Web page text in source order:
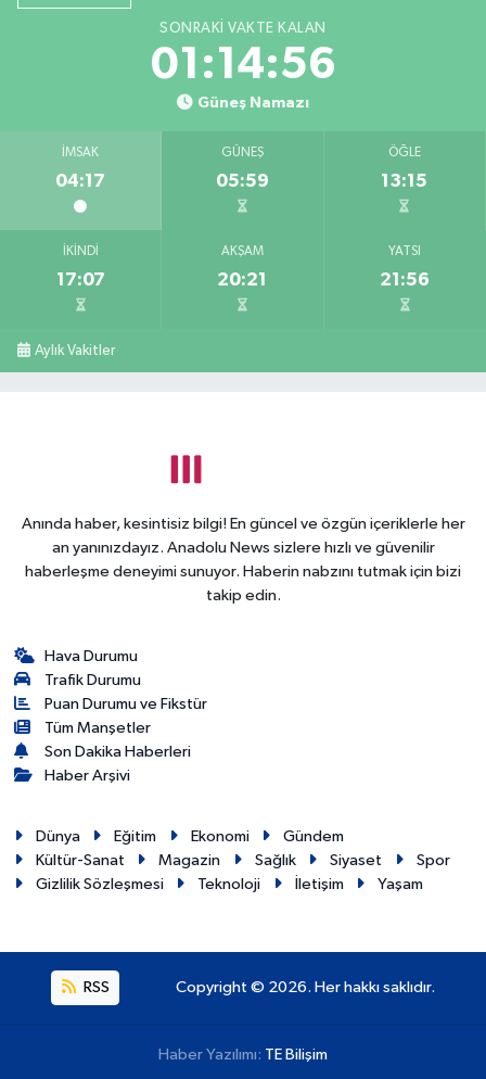
SONRAKI VAKTE KALAN
01:14:55
Güneş Namazı
İMSAK
04:17
GÜNEŞ
05:59
ÖĞLE
13:15
İKINDI
17:07
AKŞAM
20:21
YATSI
21:56
Aylık Vakitler
Anında haber, kesintisiz bilgi! En güncel ve özgün içeriklerle her
an yanınızdayız. Anadolu News sizlere hızlı ve güvenilir
haberleşme deneyimi sunuyor. Haberin nabzını tutmak için bizi
takip edin.
Hava Durumu
Trafik Durumu
Puan Durumu ve Fikstür
Tüm Manşetler
Son Dakika Haberleri
Haber Arşivi
Dünya Eğitim Ekonomi
Gündem
Kültür-Sanat
Magazin Sağlık Siyaset
Spor
Gizlilik Sözleşmesi
Teknoloji İletişim Yaşam
RSS Copyright © 2026. Her hakkı saklıdır.
Haber Yazılımı: TE Bilişim